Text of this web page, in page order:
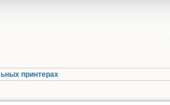
принтерах